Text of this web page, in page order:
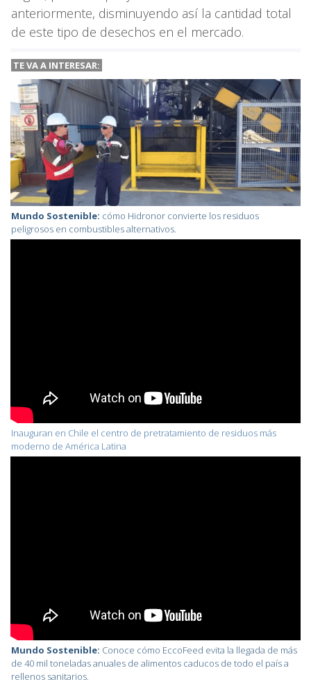
anteriormente, disminuyendo así la cantidad total
de este tipo de desechos en el mercado.
TE VA A INTERESAR:
Mundo Sostenible: cómo Hidronor convierte los residuos
peligrosos en combustibles alternativos.
Inauguran en Chile el centro de pretratamiento de residuos más
moderno de América Latina
Mundo Sostenible: Conoce cómo EccoFeed evita la llegada de más
de 40 mil toneladas anuales de alimentos caducos de todo el país a
rellenos sanitarios.